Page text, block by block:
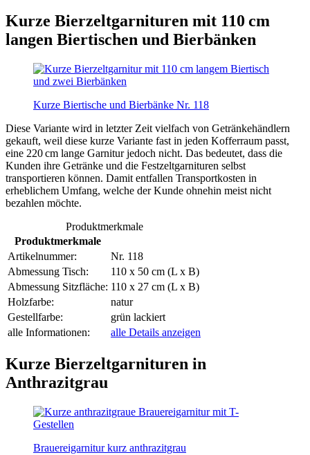
Kurze Bierzeltgarnituren mit 110 cm
langen Biertischen und Bierbänken
Kurze Biertische und Bierbänke Nr. 118
Diese Variante wird in letzter Zeit vielfach von Getränkehändlern
gekauft, weil diese kurze Variante fast in jeden Kofferraum passt,
eine 220 cm lange Garnitur jedoch nicht. Das bedeutet, dass die
Kunden ihre Getränke und die Festzeltgarnituren selbst
transportieren können. Damit entfallen Transportkosten in
erheblichem Umfang, welche der Kunde ohnehin meist nicht
bezahlen möchte.
Produktmerkmale
Produktmerkmale
Artikelnummer:
Nr. 118
Abmessung Tisch:
110 x 50 cm (L x B)
Abmessung Sitzfläche: 110 x 27 cm (L x B)
Holzfarbe:
natur
Gestellfarbe:
grün lackiert
alle Informationen:
alle Details anzeigen
Kurze Bierzeltgarnituren in
Anthrazitgrau
Brauereigarnitur kurz anthrazitgrau